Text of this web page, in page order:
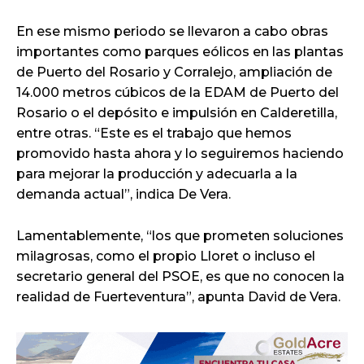
En ese mismo periodo se llevaron a cabo obras
importantes como parques eólicos en las plantas
de Puerto del Rosario y Corralejo, ampliación de
14.000 metros cúbicos de la EDAM de Puerto del
Rosario o el depósito e impulsión en Calderetilla,
entre otras. “Este es el trabajo que hemos
promovido hasta ahora y lo seguiremos haciendo
para mejorar la producción y adecuarla a la
demanda actual”, indica De Vera.
Lamentablemente, “los que prometen soluciones
milagrosas, como el propio Lloret o incluso el
secretario general del PSOE, es que no conocen la
realidad de Fuerteventura”, apunta David de Vera.